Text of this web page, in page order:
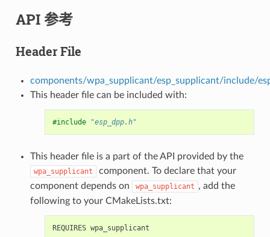
API 参考
Header File
components/wpa_supplicant/esp_supplicant/include/
This header file can be included with:
#include "esp_dpp.h"
This header file is a part of the API provided by the
wpa_supplicant
component. To declare that your
component depends on
wpa_supplicant , add the
following to your CMakeLists.txt: